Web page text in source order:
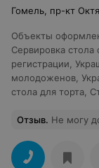
Гомель, пр-кт
Объекты
Сервировка стола
регистрации
молодоженов
стола для торта
Отзыв. Не могу